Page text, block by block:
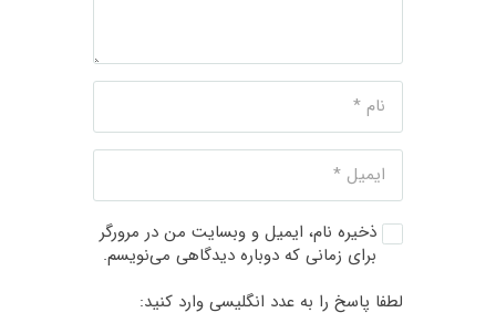
ذخیره نام، ایمیل و وبسایت من در مرورگر
برای زمانی که دوباره دیدگاهی می‌نویسم.
لطفا پاسخ را به عدد انگلیسی وارد کنید: